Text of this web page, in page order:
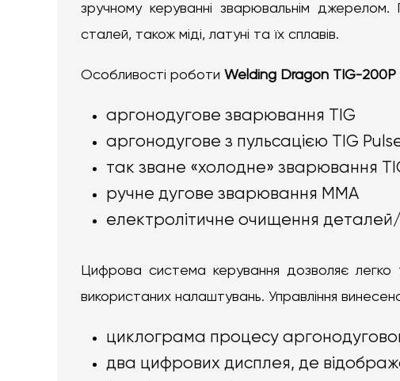
зручному керуванні зварювальнім джерелом.
сталей, також міді, латуні та їх сплавів.
Особливості роботи Welding Dragon TIG-200P
аргонодугове зварювання TIG
аргонодугове з пульсацією TIG
так зване «холодне» зварювання
ручне дугове зварювання ММА
електролітичне очищення
Цифрова система керування дозволяє
використаних налаштувань. Управління
циклограма процесу
два цифрових дисплея, де